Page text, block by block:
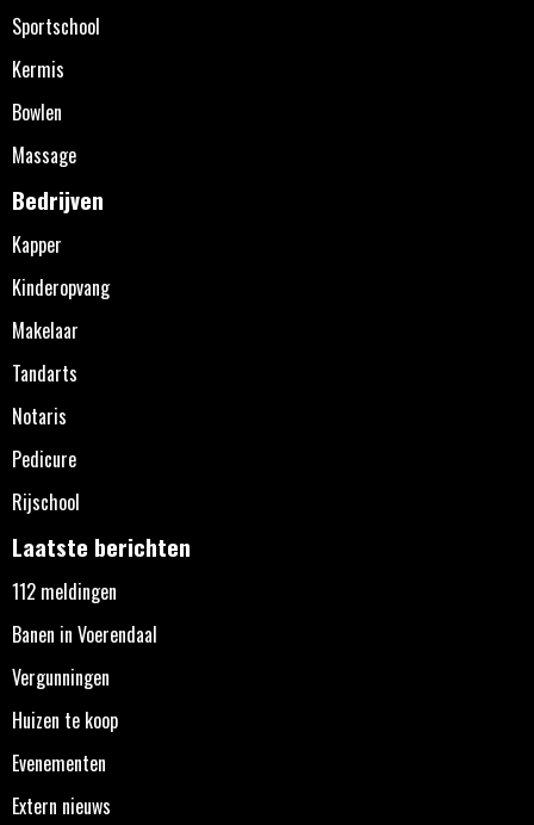
Sportschool
Kermis
Bowlen
Massage
Bedrijven
Kapper
Kinderopvang
Makelaar
Tandarts
Notaris
Pedicure
Rijschool
Laatste berichten
112 meldingen
Banen in Voerendaal
Vergunningen
Huizen te koop
Evenementen
Extern nieuws